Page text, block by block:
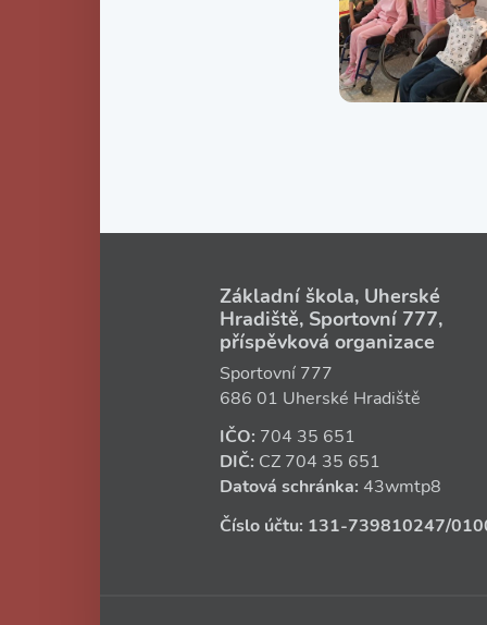
Základní škola, Uherské
Hradiště, Sportovní 777,
příspěvková organizace
Sportovní 777
686 01 Uherské Hradiště
IČO: 704 35 651
DIČ: CZ 704 35 651
Datová schránka: 43wmtp8
Číslo účtu: 131‑739810247/